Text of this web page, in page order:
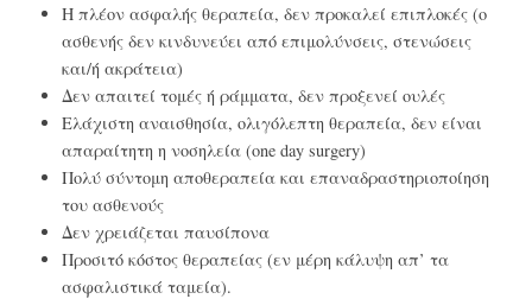
Η πλέον ασφαλής θεραπεία, δεν προκαλεί επιπλοκές (ο
ασθενής δεν κινδυνεύει από επιμολύνσεις, στενώσεις
και/ή ακράτεια)
Δεν απαιτεί τομές ή ράμματα, δεν προξενεί ουλές
Ελάχιστη αναισθησία, ολιγόλεπτη θεραπεία, δεν είναι
απαραίτητη η νοσηλεία (one day surgery)
Πολύ σύντομη αποθεραπεία και επαναδραστηριοποίηση
του ασθενούς
Δεν χρειάζεται παυσίπονα
Προσιτό κόστος θεραπείας (εν μέρη κάλυψη απ’ τα
ασφαλιστικά ταμεία).